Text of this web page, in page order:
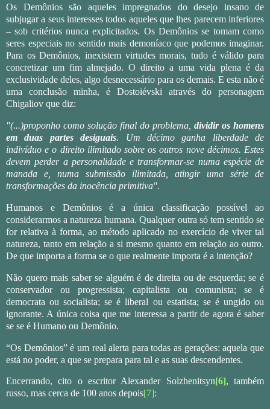
Os Demônios são aqueles impregnados do desejo insano de
subjugar a seus interesses todos aqueles que lhes parecem inferiores
– sob critérios nunca explicitados. Os Demônios se tomam como
seres especiais no sentido mais demoníaco que podemos imaginar.
Para os Demônios, inexistem virtudes morais, tudo é válido para
concretizar um fim almejado. O direito a uma vida plena é da
exclusividade deles, algo desnecessário para os demais. E esta não é
uma conclusão minha, é Dostoiévski através do personagem
Chigaliov que diz:
"(...)proponho como solução final do problema, dividir os homens
em duas partes desiguais. Um décimo ganha liberdade de
indivíduo e o direito ilimitado sobre os outros nove décimos. Estes
devem perder a personalidade e transformar-se numa espécie de
manada e, numa submissão ilimitada, atingir uma série de
transformações da inocência primitiva".
Humanos e Demônios é a única classificação possível ao
considerarmos a natureza humana. Qualquer outra só tem sentido se
for relativa à forma, ao método aplicado no exercício de viver tal
natureza, tanto em relação a si mesmo quanto em relação ao outro.
De que importa a forma se o que realmente importa é a intenção?
Não quero mais saber se alguém é de direita ou de esquerda; se é
conservador ou progressista; capitalista ou comunista; se é
democrata ou socialista; se é liberal ou estatista; se é ungido ou
ignorante. A única coisa que me interessa a partir de agora é saber
se se é Humano ou Demônio.
“Os Demônios” é um real alerta para todas as gerações: aquela que
está no poder, a que se prepara para tal e as suas descendentes.
Encerrando, cito o escritor Alexander Solzhenitsyn[6], também
russo, mas cerca de 100 anos depois[7]: